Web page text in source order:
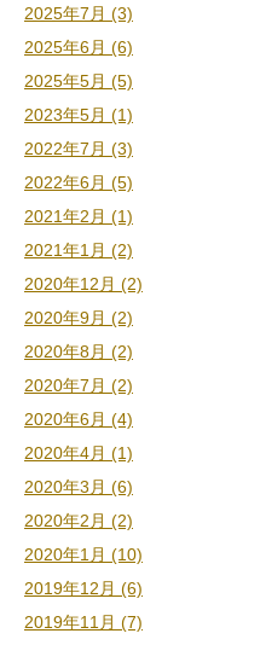
2025年7月 (3)
2025年6月 (6)
2025年5月 (5)
2023年5月 (1)
2022年7月 (3)
2022年6月 (5)
2021年2月 (1)
2021年1月 (2)
2020年12月 (2)
2020年9月 (2)
2020年8月 (2)
2020年7月 (2)
2020年6月 (4)
2020年4月 (1)
2020年3月 (6)
2020年2月 (2)
2020年1月 (10)
2019年12月 (6)
2019年11月 (7)